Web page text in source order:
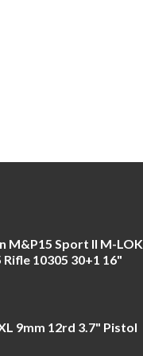
M&P15 Sport II M-LOK
10305 30+1 16"
9mm 12rd 3.7" Pistol